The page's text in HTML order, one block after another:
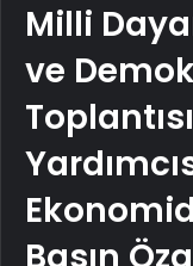
Milli
ve